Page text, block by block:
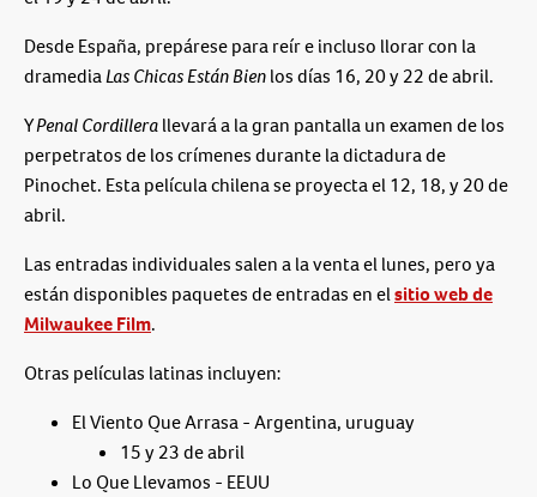
Desde España, prepárese para reír e incluso llorar con la
dramediaLas Chicas Están Bienlos días 16, 20 y 22 de abril.
YPenal Cordillerallevará a la gran pantalla un examen de los
perpetratos de los crímenes durante la dictadura de
Pinochet. Esta película chilena se proyecta el 12, 18, y 20 de
abril.
Las entradas individuales salen a la venta el lunes, pero ya
están disponibles paquetes de entradas en elsitio web de
Milwaukee Film.
Otras películas latinas incluyen:
El Viento Que Arrasa - Argentina, uruguay
15 y 23 de abril
Lo Que Llevamos - EEUU